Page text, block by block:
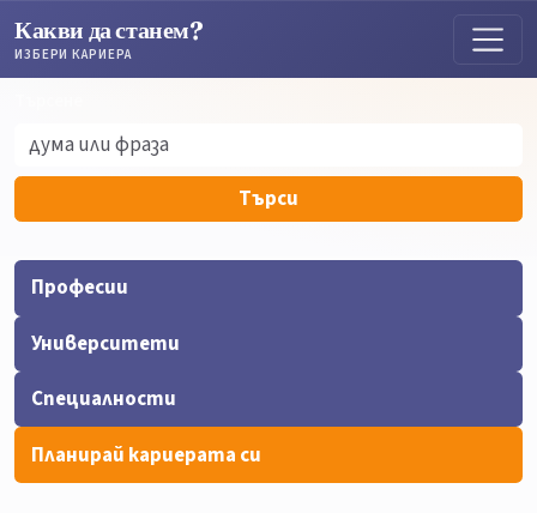
Какви да станем?
ИЗБЕРИ КАРИЕРА
Търси
Професии
Университети
Специалности
Планирай кариерата си